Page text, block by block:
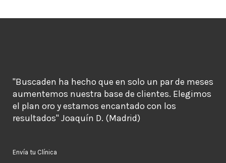
"Buscaden ha hecho que en solo un par de meses
aumentemos nuestra base de clientes. Elegimos
el plan oro y estamos encantado con los
resultados" Joaquín D. (Madrid)
Envía tu Clínica